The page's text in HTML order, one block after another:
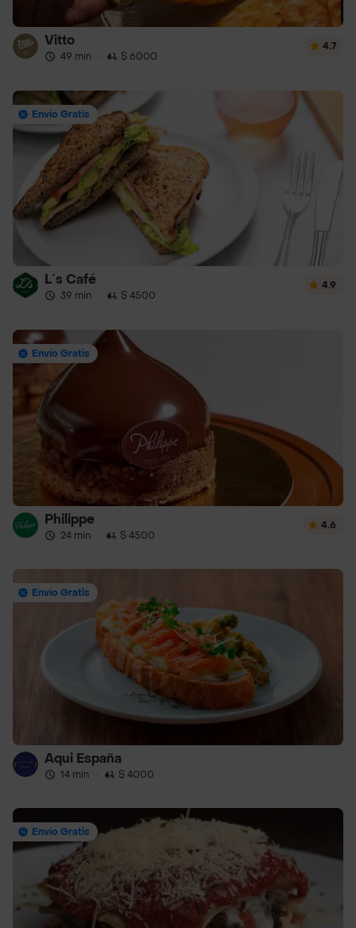
Vitto
49 min · $ 6000
4.7
Envío Gratis
L´s Café
39 min · $ 4500
4.9
Envío Gratis
Philippe
24 min · $ 4500
4.6
Envío Gratis
Aqui España
14 min · $ 4000
Envío Gratis